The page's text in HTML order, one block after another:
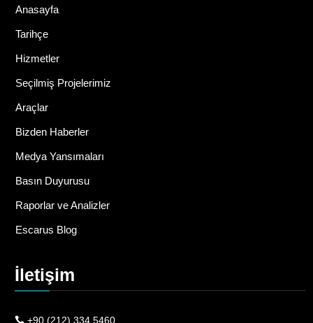
Anasayfa
Tarihçe
Hizmetler
Seçilmiş Projelerimiz
Araçlar
Bizden Haberler
Medya Yansımaları
Basın Duyurusu
Raporlar ve Analizler
Escarus Blog
İletişim
+90 (212) 334 5460